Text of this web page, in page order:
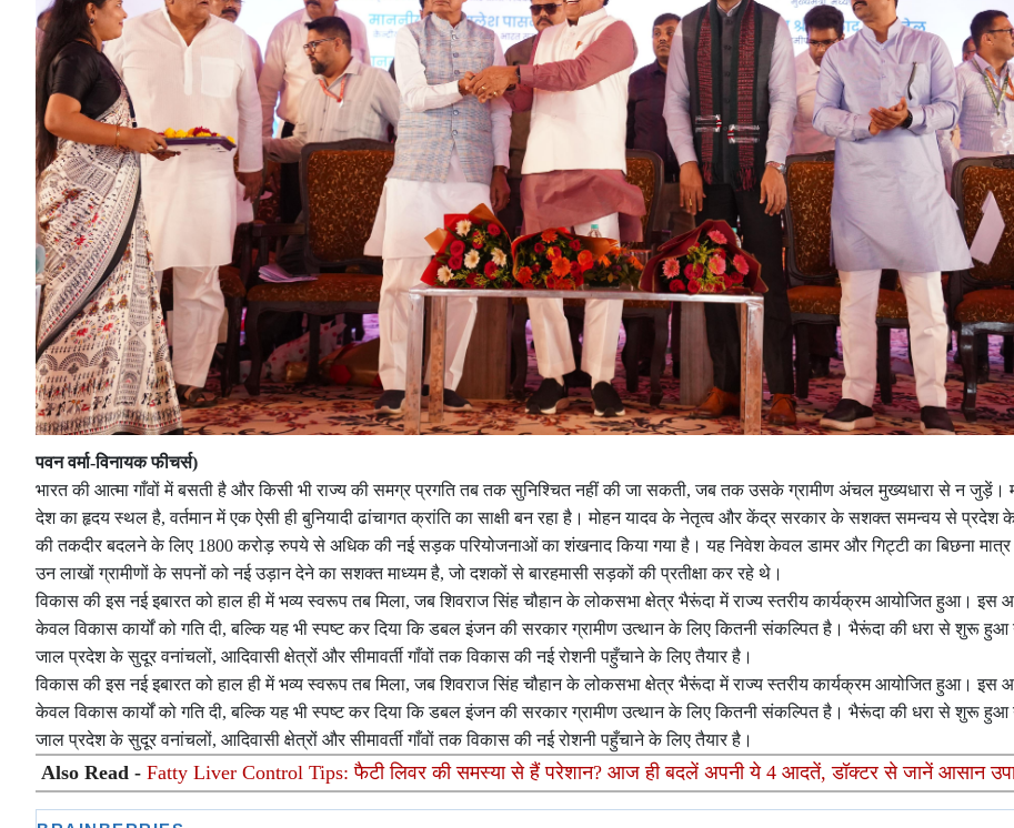
पवन वर्मा-विनायक फीचर्स)
भारत की आत्मा गाँवों में बसती है और किसी भी राज्य की समग्र प्रगति तब तक सुनिश्चित नहीं की जा सकती, जब तक उसके ग्रामीण अंचल मुख्यधारा से न जुड़ें।
देश का हृदय स्थल है, वर्तमान में एक ऐसी ही बुनियादी ढांचागत क्रांति का साक्षी बन रहा है। मोहन यादव के नेतृत्व और केंद्र सरकार के सशक्त समन्वय से प्रदेश के
की तकदीर बदलने के लिए 1800 करोड़ रुपये से अधिक की नई सड़क परियोजनाओं का शंखनाद किया गया है। यह निवेश केवल डामर और गिट्टी का बिछना मात्र
उन लाखों ग्रामीणों के सपनों को नई उड़ान देने का सशक्त माध्यम है, जो दशकों से बारहमासी सड़कों की प्रतीक्षा कर रहे थे।
विकास की इस नई इबारत को हाल ही में भव्य स्वरूप तब मिला, जब शिवराज सिंह चौहान के लोकसभा क्षेत्र भैरूंदा में राज्य स्तरीय कार्यक्रम आयोजित हुआ। इस
केवल विकास कार्यों को गति दी, बल्कि यह भी स्पष्ट कर दिया कि डबल इंजन की सरकार ग्रामीण उत्थान के लिए कितनी संकल्पित है। भैरूंदा की धरा से शुरू
जाल प्रदेश के सुदूर वनांचलों, आदिवासी क्षेत्रों और सीमावर्ती गाँवों तक विकास की नई रोशनी पहुँचाने के लिए तैयार है।
विकास की इस नई इबारत को हाल ही में भव्य स्वरूप तब मिला, जब शिवराज सिंह चौहान के लोकसभा क्षेत्र भैरूंदा में राज्य स्तरीय कार्यक्रम आयोजित हुआ। इस
केवल विकास कार्यों को गति दी, बल्कि यह भी स्पष्ट कर दिया कि डबल इंजन की सरकार ग्रामीण उत्थान के लिए कितनी संकल्पित है। भैरूंदा की धरा से शुरू
जाल प्रदेश के सुदूर वनांचलों, आदिवासी क्षेत्रों और सीमावर्ती गाँवों तक विकास की नई रोशनी पहुँचाने के लिए तैयार है।
Also Read - Fatty Liver Control Tips: फैटी लिवर की समस्या से हैं परेशान? आज ही बदलें अपनी ये 4 आदतें, डॉक्टर से जानें आसान